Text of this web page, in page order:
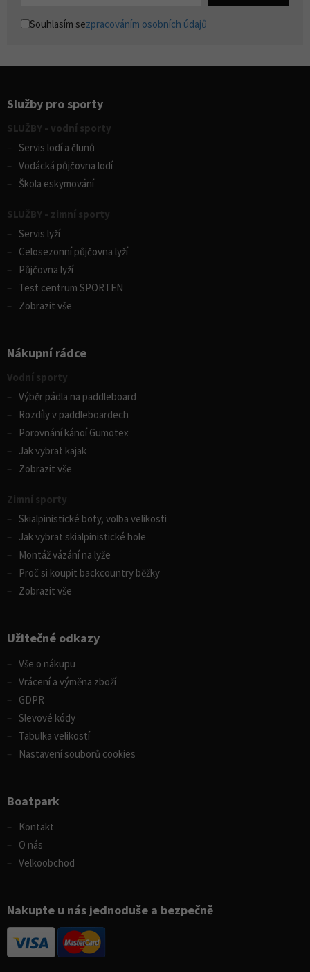
Souhlasím sezpracováním osobních údajů
Služby pro sporty
SLUŽBY - vodní sporty
Servis lodí a člunů
Vodácká půjčovna lodí
Škola eskymování
SLUŽBY - zimní sporty
Servis lyží
Celosezonní půjčovna lyží
Půjčovna lyží
Test centrum SPORTEN
Zobrazit vše
Nákupní rádce
Vodní sporty
Výběr pádla na paddleboard
Rozdíly v paddleboardech
Porovnání kánoí Gumotex
Jak vybrat kajak
Zobrazit vše
Zimní sporty
Skialpinistické boty, volba velikosti
Jak vybrat skialpinistické hole
Montáž vázání na lyže
Proč si koupit backcountry běžky
Zobrazit vše
Užitečné odkazy
Vše o nákupu
Vrácení a výměna zboží
GDPR
Slevové kódy
Tabulka velikostí
Nastavení souborů cookies
Boatpark
Kontakt
O nás
Velkoobchod
Nakupte u nás jednoduše a bezpečně